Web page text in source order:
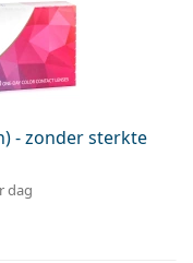
- zonder sterkte
dag